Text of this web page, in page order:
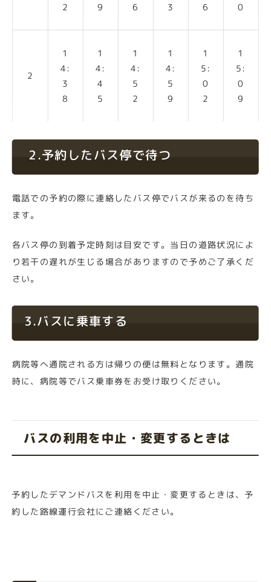
2
9
6
3
6
0
2
1
4:
3
8
1
4:
4
5
1
4:
5
2
1
4:
5
9
1
5:
0
2
1
5:
0
9
2.予約したバス停で待つ
電話での予約の際に連絡したバス停でバスが来るのを待ち
ます。
各バス停の到着予定時刻は目安です。当日の道路状況によ
り若干の遅れが生じる場合がありますので予めご了承くだ
さい。
3.バスに乗車する
病院等へ通院される方は帰りの便は無料となります。通院
時に、病院等でバス乗車券をお受け取りください。
バスの利用を中止・変更するときは
予約したデマンドバスを利用を中止・変更するときは、予
約した路線運行会社にご連絡ください。